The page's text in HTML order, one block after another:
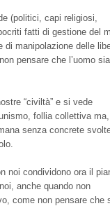
(politici, capi religiosi,
fatti di gestione del
di manipolazione delle
pensare che l’uomo sia
“civiltà” e si vede
follia collettiva ma,
senza concrete
noi condividono ora il
anche quando non
come non pensare che